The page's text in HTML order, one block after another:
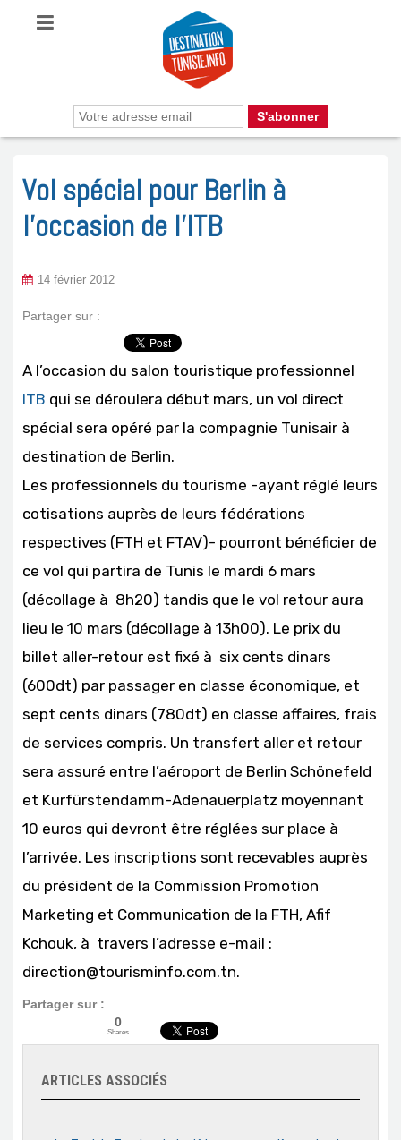
Vol spécial pour Berlin à
l’occasion de l’ITB
14 février 2012
Partager sur :
A l’occasion du salon touristique professionnel
ITB qui se déroulera début mars, un vol direct
spécial sera opéré par la compagnie Tunisair à
destination de Berlin.
Les professionnels du tourisme -ayant réglé leurs
cotisations auprès de leurs fédérations
respectives (FTH et FTAV)- pourront bénéficier de
ce vol qui partira de Tunis le mardi 6 mars
(décollage à 8h20) tandis que le vol retour aura
lieu le 10 mars (décollage à 13h00). Le prix du
billet aller-retour est fixé à six cents dinars
(600dt) par passager en classe économique, et
sept cents dinars (780dt) en classe affaires, frais
de services compris. Un transfert aller et retour
sera assuré entre l’aéroport de Berlin Schönefeld
et Kurfürstendamm-Adenauerplatz moyennant
10 euros qui devront être réglées sur place à
l’arrivée. Les inscriptions sont recevables auprès
du président de la Commission Promotion
Marketing et Communication de la FTH, Afif
Kchouk, à travers l’adresse e-mail :
direction@tourisminfo.com.tn.
Partager sur :
0
Shares
ARTICLES ASSOCIÉS